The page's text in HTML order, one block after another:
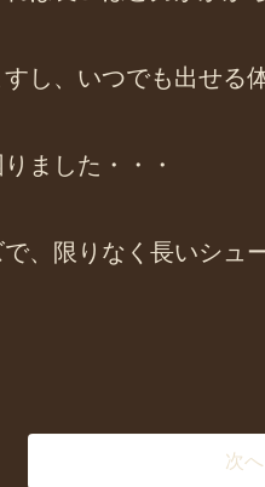
し、いつでも出せる
ました・・・
、限りなく長いシュ
次へ